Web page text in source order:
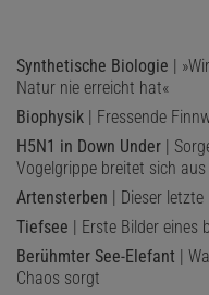
Synthetische Biologie |
Natur nie erreicht hat«
Biophysik | Fressende
H5N1 in Down Under |
Vogelgrippe breitet sich aus
Artensterben | Dieser
Tiefsee | Erste Bilder eines
Berühmter See-Elefant |
Chaos sorgt